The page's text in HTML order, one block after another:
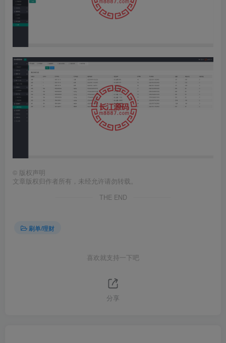
© 版权声明
文章版权归作者所有，未经允许请勿转载。
THE END
刷单/理财
喜欢就支持一下吧
分享